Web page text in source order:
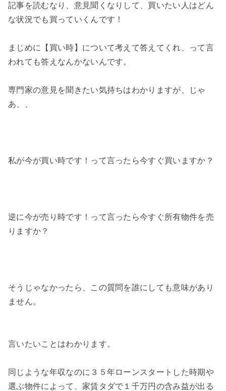
記事を読むなり、意見聞くなりして、買いたい人はどん
な状況でも買っていくんです！
まじめに【買い時】について考えて答えてくれ、って言
われても答えなんかないんです。
専門家の意見を聞きたい気持ちはわかりますが、じゃ
あ、、
私が今が買い時です！って言ったら今すぐ買いますか？
逆に今が売り時です！って言ったら今すぐ所有物件を売
りますか？
そうじゃなかったら、この質問を誰にしても意味があり
ません。
言いたいことはわかります。
同じような年収なのに３５年ローンスタートした時期や
選ぶ物件によって、家賃タダで１千万円の含み益が出る